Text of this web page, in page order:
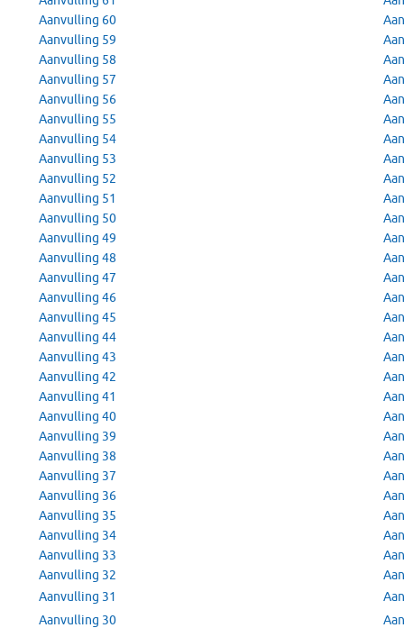
Aanvulling 60
Aanvulling 59
Aanvulling 58
Aanvulling 57
Aanvulling 56
Aanvulling 55
Aanvulling 54
Aanvulling 53
Aanvulling 52
Aanvulling 51
Aanvulling 50
Aanvulling 49
Aanvulling 48
Aanvulling 47
Aanvulling 46
Aanvulling 45
Aanvulling 44
Aanvulling 43
Aanvulling 42
Aanvulling 41
Aanvulling 40
Aanvulling 39
Aanvulling 38
Aanvulling 37
Aanvulling 36
Aanvulling 35
Aanvulling 34
Aanvulling 33
Aanvulling 32
Aanvulling 31
Aanvulling 30